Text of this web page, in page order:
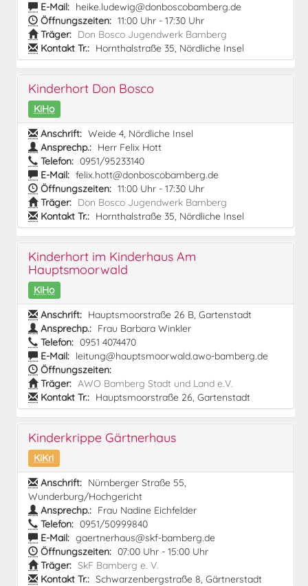
E-Mail: heike.ludewig@donboscobamberg.de
Öffnungszeiten: 11:00 Uhr - 17:30 Uhr
Träger: Don Bosco Jugendwerk Bamberg
Kontakt Tr.: Hornthalstraße 35, Nördliche Insel
Kinderhort Don Bosco
KiHo
Anschrift: Weide 4, Nördliche Insel
Ansprechp.: Herr Felix Hott
Telefon: 0951/95233140
E-Mail: felix.hott@donboscobamberg.de
Öffnungszeiten: 11:00 Uhr - 17:30 Uhr
Träger: Don Bosco Jugendwerk Bamberg
Kontakt Tr.: Hornthalstraße 35, Nördliche Insel
Kinderhort im Kinderhaus Am
Hauptsmoorwald
KiHo
Anschrift: Hauptsmoorstraße 26 B, Gartenstadt
Ansprechp.: Frau Barbara Winkler
Telefon: 0951 4074470
E-Mail: leitung@hauptsmoorwald.awo-bamberg.de
Öffnungszeiten:
Träger: AWO Bamberg Stadt und Land e.V.
Kontakt Tr.: Hauptsmoorstraße 26, Gartenstadt
Kinderkrippe Gärtnerhaus
KiKri
Anschrift: Nürnberger Straße 55,
Wunderburg/Hochgericht
Ansprechp.: Frau Nadine Eichfelder
Telefon: 0951/50999840
E-Mail: gaertnerhaus@skf-bamberg.de
Öffnungszeiten: 07:00 Uhr - 15:00 Uhr
Träger: SkF Bamberg e. V.
Kontakt Tr.: Schwarzenbergstraße 8, Gärtnerstadt